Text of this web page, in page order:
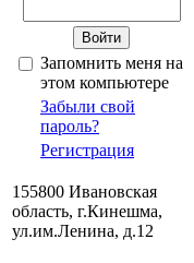
Запомнить меня на
этом компьютере
Забыли свой
пароль?
Регистрация
155800 Ивановская
область, г.Кинешма,
ул.им.Ленина, д.12